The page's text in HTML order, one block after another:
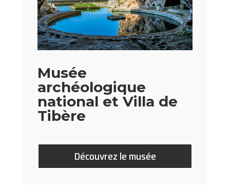
Musée
archéologique
national et Villa de
Tibère
Découvrez le musée